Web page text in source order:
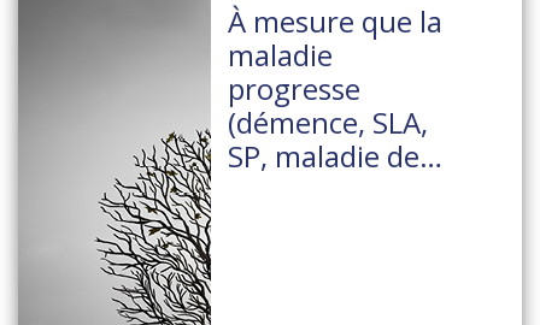
À mesure que la
maladie
progresse
(démence, SLA,
SP, maladie de